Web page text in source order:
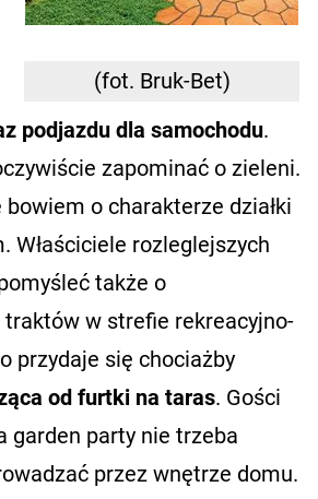
(fot. Bruk-Bet)
podjazdu dla samochodu.
zapominać o zieleni.
bowiem o charakterze działki
Właściciele rozleglejszych
także o
w strefie rekreacyjno-
przydaje się chociażby
od furtki na taras. Gości
garden party nie trzeba
przez wnętrze domu.